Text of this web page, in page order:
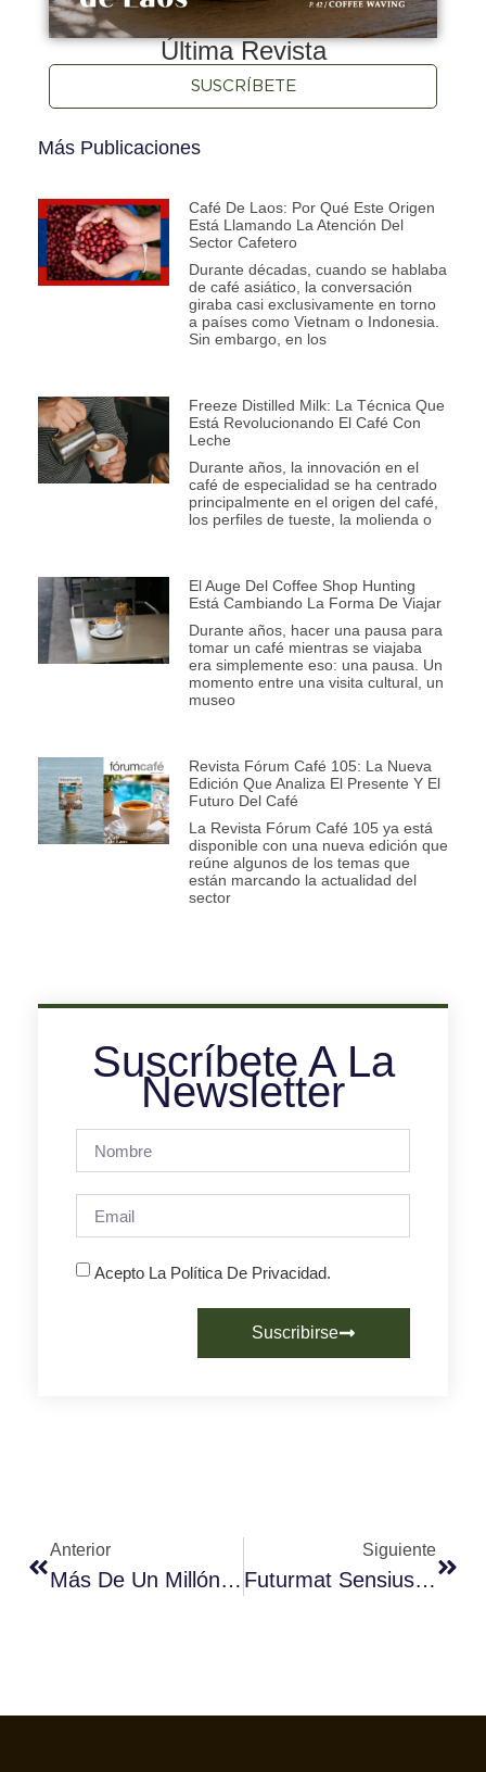
Última Revista
SUSCRÍBETE
Más Publicaciones
Café De Laos: Por Qué Este Origen
Está Llamando La Atención Del
Sector Cafetero
Durante décadas, cuando se hablaba
de café asiático, la conversación
giraba casi exclusivamente en torno
a países como Vietnam o Indonesia.
Sin embargo, en los
Freeze Distilled Milk: La Técnica Que
Está Revolucionando El Café Con
Leche
Durante años, la innovación en el
café de especialidad se ha centrado
principalmente en el origen del café,
los perfiles de tueste, la molienda o
El Auge Del Coffee Shop Hunting
Está Cambiando La Forma De Viajar
Durante años, hacer una pausa para
tomar un café mientras se viajaba
era simplemente eso: una pausa. Un
momento entre una visita cultural, un
museo
Revista Fórum Café 105: La Nueva
Edición Que Analiza El Presente Y El
Futuro Del Café
La Revista Fórum Café 105 ya está
disponible con una nueva edición que
reúne algunos de los temas que
están marcando la actualidad del
sector
Suscríbete A La
Newsletter
Acepto La Política De Privacidad.
Suscribirse
Anterior
Más De Un Millón De Desayunos Para Los Colectivos Más Desfavorecidos Por La Crisis Del Covid-19
Siguiente
Futurmat Sensius Gold: Todas Las Funcionalidades Que El Barista Necesita Gestionadas A Través De Su Display Táctil De 4,7”